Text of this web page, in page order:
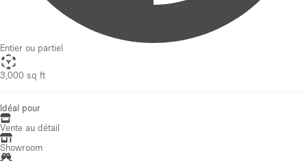
Entier ou partiel
3,000 sq ft
Idéal pour
Vente au détail
Showroom